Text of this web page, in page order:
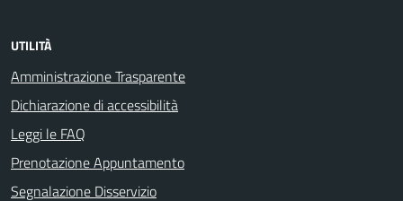
UTILITÀ
Amministrazione Trasparente
Dichiarazione di accessibilità
Leggi le FAQ
Prenotazione Appuntamento
Segnalazione Disservizio